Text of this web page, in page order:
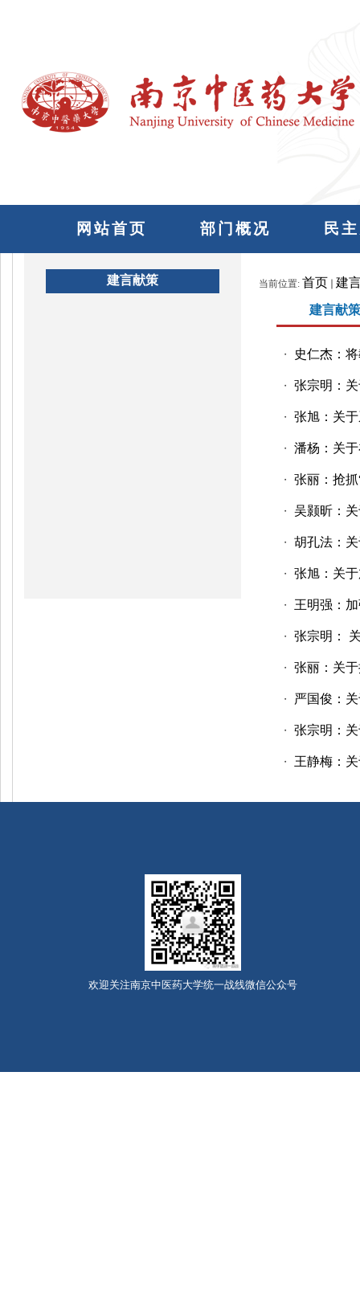
网站首页 部门概况 民
建言献策 当前位置: 首页 建
建言献策
・ 史仁杰：
・ 张宗明：
・ 张旭：关
・ 潘杨：关
・ 张丽：抢
・ 吴颢昕：
・ 胡孔法：
・ 张旭：关
・ 王明强：
・ 张宗明：
・ 张丽：关
・ 严国俊：
・ 张宗明：
・ 王静梅：
欢迎关注南京中医药大学统一战线微信公众号